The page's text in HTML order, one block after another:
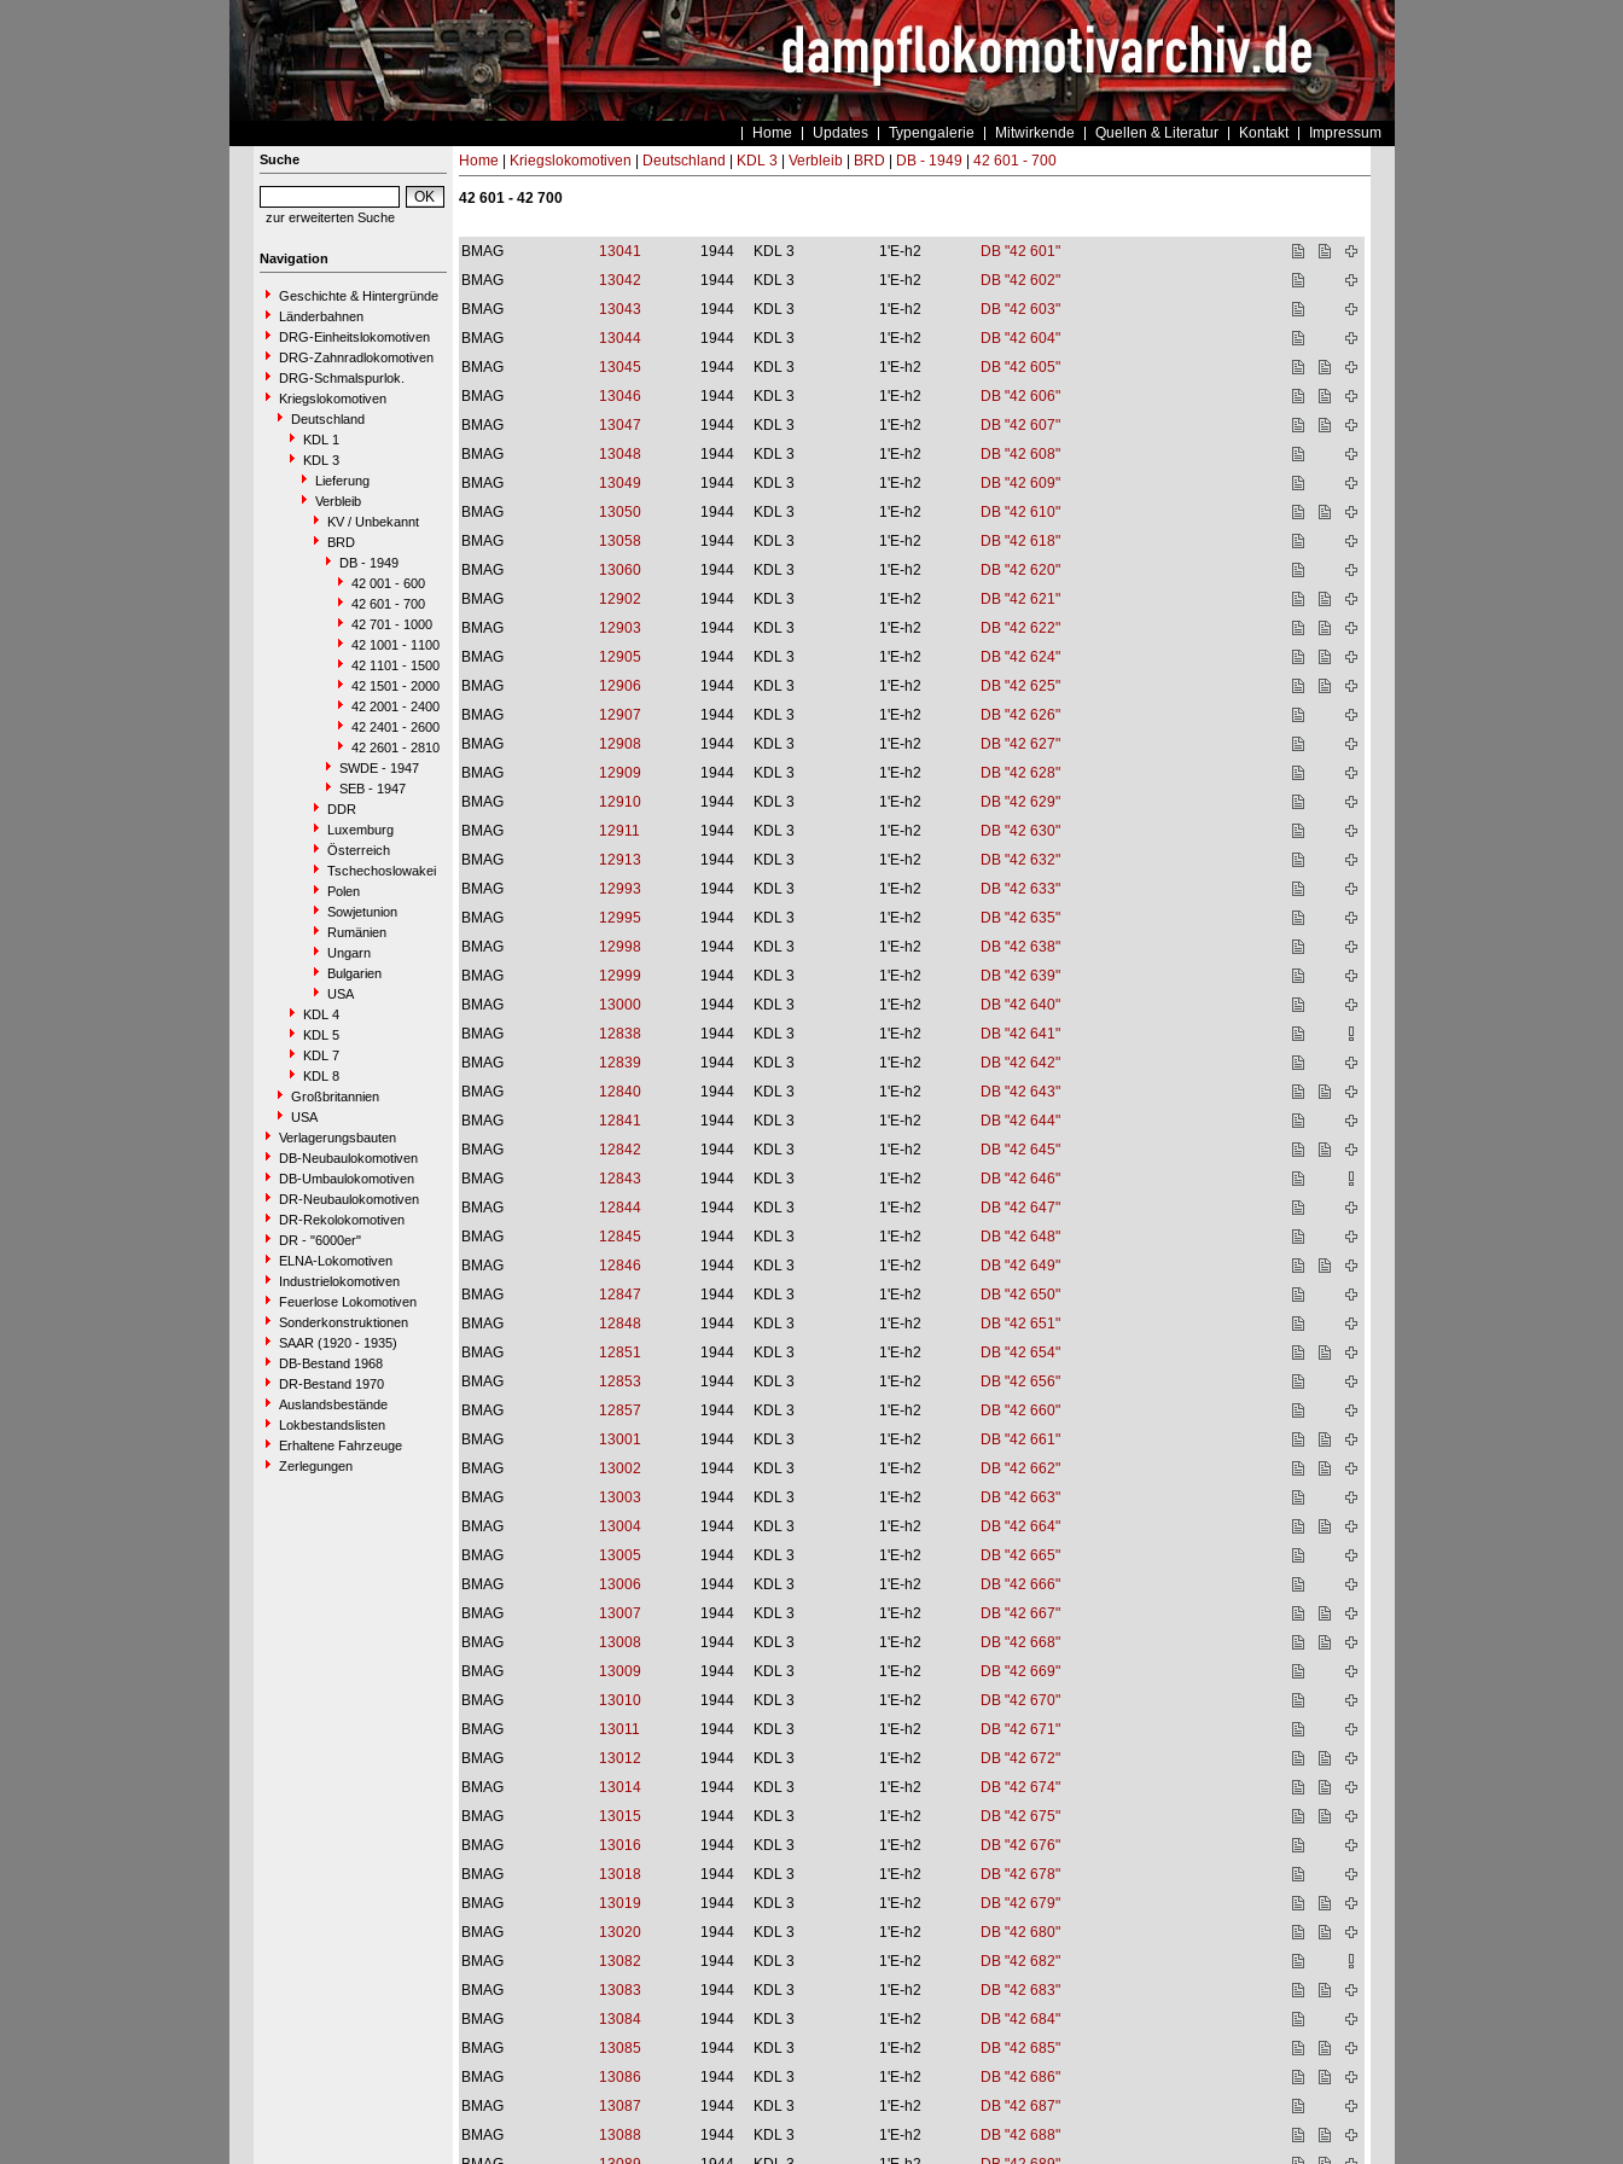
Home Updates Typengalerie Mitwirkende Quellen & Literatur Kontakt Impressum
Suche
zur erweiterten Suche
Navigation
Geschichte & Hintergründe
Länderbahnen
DRG-Einheitslokomotiven
DRG-Zahnradlokomotiven
DRG-Schmalspurlok.
Kriegslokomotiven
Deutschland
KDL 1
KDL 3
Lieferung
Verbleib
KV / Unbekannt
BRD
DB - 1949
42 001 - 600
42 601 - 700
42 701 - 1000
42 1001 - 1100
42 1101 - 1500
42 1501 - 2000
42 2001 - 2400
42 2401 - 2600
42 2601 - 2810
SWDE - 1947
SEB - 1947
DDR
Luxemburg
Österreich
Tschechoslowakei
Polen
Sowjetunion
Rumänien
Ungarn
Bulgarien
USA
KDL 4
KDL 5
KDL 7
KDL 8
Großbritannien
USA
Verlagerungsbauten
DB-Neubaulokomotiven
DB-Umbaulokomotiven
DR-Neubaulokomotiven
DR-Rekolokomotiven
DR - "6000er"
ELNA-Lokomotiven
Industrielokomotiven
Feuerlose Lokomotiven
Sonderkonstruktionen
SAAR (1920 - 1935)
DB-Bestand 1968
DR-Bestand 1970
Auslandsbestände
Lokbestandslisten
Erhaltene Fahrzeuge
Zerlegungen
Home Kriegslokomotiven Deutschland KDL 3| Verbleib| BRD DB - 1949| 42 601 - 700
42 601 - 42 700
BMAG 13041 1944 KDL 3 1'E-h2
DB "42 601"
BMAG
13042 1944 KDL 3 1'E-h2
DB "42 602"
BMAG
13043 1944 KDL 3 1'E-h2
DB "42 603"
BMAG
13044 1944 KDL 3 1'E-h2
DB "42 604"
BMAG
13045 1944 KDL 3 1'E-h2
DB "42 605"
BMAG
13046 1944 KDL 3 1'E-h2
DB "42 606"
BMAG
13047 1944 KDL 3 1'E-h2
DB "42 607"
BMAG
13048 1944 KDL 3 1'E-h2
DB "42 608"
BMAG
13049 1944 KDL 3 1'E-h2
DB "42 609"
BMAG
13050 1944 KDL 3 1'E-h2
DB "42 610"
BMAG
13058 1944 KDL 3 1'E-h2
DB "42 618"
BMAG
13060 1944 KDL 3 1'E-h2
DB "42 620"
BMAG
12902 1944 KDL 3 1'E-h2
DB "42 621"
BMAG
12903 1944 KDL 3 1'E-h2
DB "42 622"
BMAG
12905 1944 KDL 3 1'E-h2
DB "42 624"
BMAG
12906 1944 KDL 3 1'E-h2
DB "42 625"
BMAG
12907 1944 KDL 3 1'E-h2
DB "42 626"
BMAG
12908 1944 KDL 3 1'E-h2
DB "42 627"
BMAG
12909 1944 KDL 3 1'E-h2
DB "42 628"
BMAG
12910 1944 KDL 3 1'E-h2
DB "42 629"
BMAG
12911 1944 KDL 3 1'E-h2
DB "42 630"
BMAG
12913 1944 KDL 3 1'E-h2
DB "42 632"
BMAG
12993 1944 KDL 3 1'E-h2
DB "42 633"
BMAG
12995 1944 KDL 3 1'E-h2
DB "42 635"
BMAG
12998 1944 KDL 3 1'E-h2
DB "42 638"
BMAG
12999 1944 KDL 3 1'E-h2
DB "42 639"
BMAG
13000 1944 KDL 3 1'E-h2
DB "42 640"
BMAG
12838 1944 KDL 3 1'E-h2
DB "42 641"
BMAG
12839 1944 KDL 3 1'E-h2
DB "42 642"
BMAG
12840 1944 KDL 3 1'E-h2
DB "42 643"
BMAG
12841 1944 KDL 3 1'E-h2
DB "42 644"
BMAG
12842 1944 KDL 3 1'E-h2
DB "42 645"
BMAG
12843 1944 KDL 3 1'E-h2
DB "42 646"
BMAG
12844 1944 KDL 3 1'E-h2
DB "42 647"
BMAG
12845 1944 KDL 3 1'E-h2
DB "42 648"
BMAG
12846 1944 KDL 3 1'E-h2
DB "42 649"
BMAG
12847 1944 KDL 3 1'E-h2
DB "42 650"
BMAG
12848 1944 KDL 3 1'E-h2
DB "42 651"
BMAG
12851 1944 KDL 3 1'E-h2
DB "42 654"
BMAG
12853 1944 KDL 3 1'E-h2
DB "42 656"
BMAG
12857 1944 KDL 3 1'E-h2
DB "42 660"
BMAG
13001 1944 KDL 3 1'E-h2
DB "42 661"
BMAG
13002 1944 KDL 3 1'E-h2
DB "42 662"
BMAG
13003 1944 KDL 3 1'E-h2
DB "42 663"
BMAG
13004 1944 KDL 3 1'E-h2
DB "42 664"
BMAG
13005 1944 KDL 3 1'E-h2
DB "42 665"
BMAG
13006 1944 KDL 3 1'E-h2
DB "42 666"
BMAG
13007 1944 KDL 3 1'E-h2
DB "42 667"
BMAG
13008 1944 KDL 3 1'E-h2
DB "42 668"
BMAG
13009 1944 KDL 3 1'E-h2
DB "42 669"
BMAG
13010 1944 KDL 3 1'E-h2
DB "42 670"
BMAG
13011 1944 KDL 3 1'E-h2
DB "42 671"
BMAG
13012 1944 KDL 3 1'E-h2
DB "42 672"
BMAG
13014 1944 KDL 3 1'E-h2
DB "42 674"
BMAG
13015 1944 KDL 3 1'E-h2
DB "42 675"
BMAG
13016 1944 KDL 3 1'E-h2
DB "42 676"
BMAG
13018 1944 KDL 3 1'E-h2
DB "42 678"
BMAG
13019 1944 KDL 3 1'E-h2
DB "42 679"
BMAG
13020 1944 KDL 3 1'E-h2
DB "42 680"
BMAG
13082 1944 KDL 3 1'E-h2
DB "42 682"
BMAG
13083 1944 KDL 3 1'E-h2
DB "42 683"
BMAG
13084 1944 KDL 3 1'E-h2
DB "42 684"
BMAG
13085 1944 KDL 3 1'E-h2
DB "42 685"
BMAG
13086 1944 KDL 3 1'E-h2
DB "42 686"
BMAG
13087 1944 KDL 3 1'E-h2
DB "42 687"
BMAG
13088 1944 KDL 3 1'E-h2
DB "42 688"